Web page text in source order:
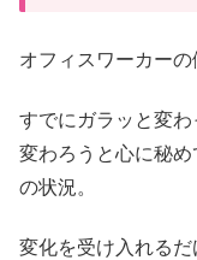
オフィスワーカーの
すでにガラッと変わ
変わろうと心に秘
の状況。
変化を受け入れる